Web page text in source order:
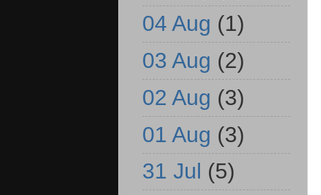
04 Aug (1)
03 Aug (2)
02 Aug (3)
01 Aug (3)
31 Jul (5)